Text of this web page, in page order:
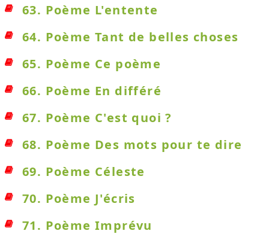
63. Poème L'entente
64. Poème Tant de belles choses
65. Poème Ce poème
66. Poème En différé
67. Poème C'est quoi ?
68. Poème Des mots pour te dire
69. Poème Céleste
70. Poème J'écris
71. Poème Imprévu